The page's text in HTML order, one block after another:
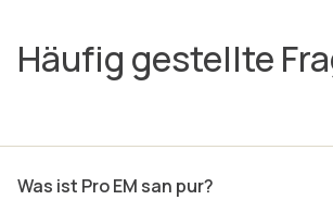
Häufig gestellte
Was ist Pro EM san pur?